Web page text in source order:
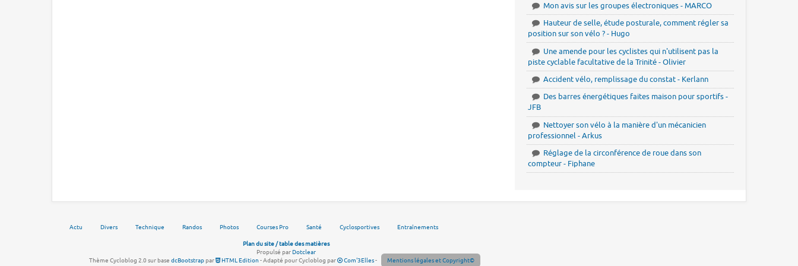
Mon avis sur les groupes électroniques - MARCO
Hauteur de selle, étude posturale, comment régler sa
position sur son vélo ? - Hugo
Une amende pour les cyclistes qui n'utilisent pas la
piste cyclable facultative de la Trinité - Olivier
Accident vélo, remplissage du constat - Kerlann
Des barres énergétiques faites maison pour sportifs -
JFB
Nettoyer son vélo à la manière d'un mécanicien
professionnel - Arkus
Réglage de la circonférence de roue dans son
compteur - Fiphane
Actu Divers Technique Randos Photos Courses Pro Santé Cyclosportives Entraînements
Plan du site / table des matières
Propulsé parDotclear
Thème Cycloblog 2.0 sur base dcBootstrappar HTML Edition - Adapté pour Cycloblog par Com'3Elles- Mentions légales et Copyright©